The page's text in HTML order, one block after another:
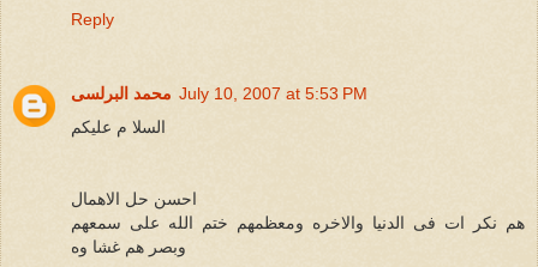
Reply
محمد البرلسى July 10, 2007 at 5:53 PM
السلا م عليكم
احسن حل الاهمال
هم نكر ات فى الدنيا والاخره ومعظمهم ختم الله على سمعهم
وبصر هم غشا وه